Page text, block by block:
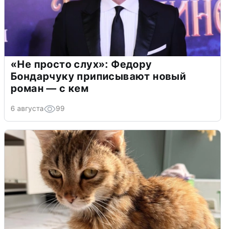
«Не просто слух»: Федору
Бондарчуку приписывают новый
роман — с кем
6 августа 99